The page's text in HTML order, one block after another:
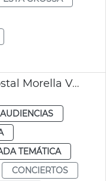
Conciertos primavera Hostal Morella València
TEMÁTICA
CONCIERTOS